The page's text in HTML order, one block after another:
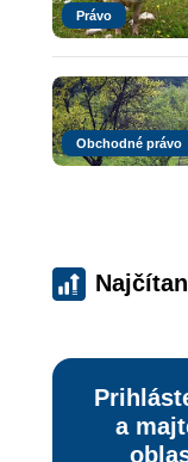
Právo
Obchodné právo
a